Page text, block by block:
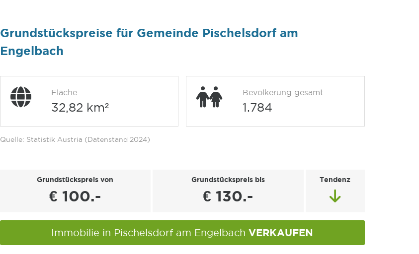
Grundstückspreise für Gemeinde Pischelsdorf am
Engelbach
Fläche
32,82 km²
Bevölkerung gesamt
1.784
Quelle: Statistik Austria (Datenstand 2024)
Grundstückspreis von
€ 100.-
Grundstückspreis bis
€ 130.-
Tendenz
Immobilie in Pischelsdorf am Engelbach VERKAUFEN